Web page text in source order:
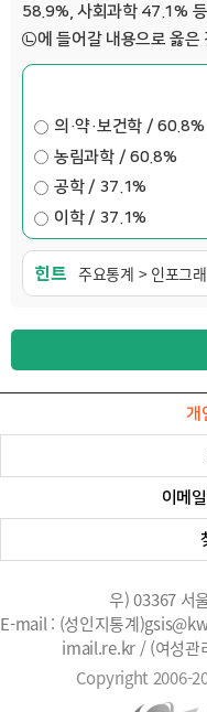
58.9%, 사회과학 47.1%
㉡에 들어갈 내용으로 옳은
의·약·보건학 / 60.8%
농림과학 / 60.8%
공학 / 37.1%
이학 / 37.1%
힌트 주요통계 > 인포그
개
이메
우) 03367 서
E-mail : (성인지통계
imail.re.kr / (여성
Copyright 2006-